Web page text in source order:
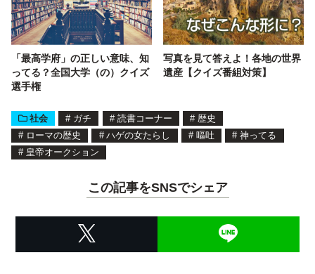
「最高学府」の正しい意味、知
ってる？全国大学（の）クイズ
選手権
写真を見て答えよ！各地の世界
遺産【クイズ番組対策】
社会 # ガチ # 読書コーナー # 歴史
# ローマの歴史 # ハゲの女たらし # 嘔吐 # 神ってる
# 皇帝オークション
この記事をSNSでシェア